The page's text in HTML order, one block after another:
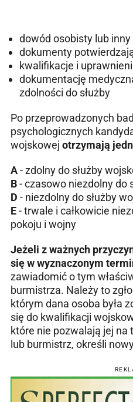
dowód osobisty lub
dokumenty
kwalifikacje i
dokumentację
zdolności do służby
Po przeprowadzonych
psychologicznych
wojskowej otrzymają
A- zdolny do służby
B- czasowo niezdolny do
D - niezdolny do służby
E- trwale i całkowicie
pokoju i wojny
Jeżeli z ważnych
się w wyznaczonym
zawiadomić o tym
burmistrza. Należy to
którym dana osoba była
się do kwalifikacji
które nie pozwalają jej
lub burmistrz, określi